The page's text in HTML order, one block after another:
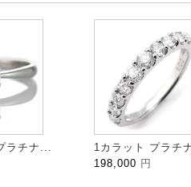
ラチナ...
1カラット プラチ
198,000 円